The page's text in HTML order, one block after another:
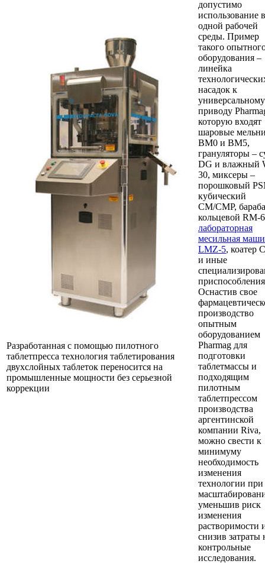
Разработанная с помощью пилотного
таблетпресса технология таблетирования
двухслойных таблеток переносится на
промышленные мощности без серьезной
коррекции
допустимо
использование
одной рабочей
среды. Пример
такого
оборудования –
линейка
насадок к
универсальному
приводу
которую входят
шаровые
BM0 и BM5,
грануляторы –
DG и влажный
30, миксеры –
порошковый
кубический
CM/CMP,
кольцевой RM-
лабораторная
месильная
LMZ-5, коатер
и иные
Оснастив свое
производство
опытным
оборудованием
Pharmag для
подготовки
таблетмассы и
подходящим
пилотным
таблетпрессом
производства
аргентинской
компании Riva,
можно свести к
минимуму
необходимость
изменения
технологии при
уменьшив риск
изменения
растворимости
снизив затраты
контрольные
исследования.